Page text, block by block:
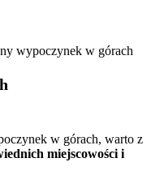
wypoczynek w górach
w górach, warto z
miejscowości i